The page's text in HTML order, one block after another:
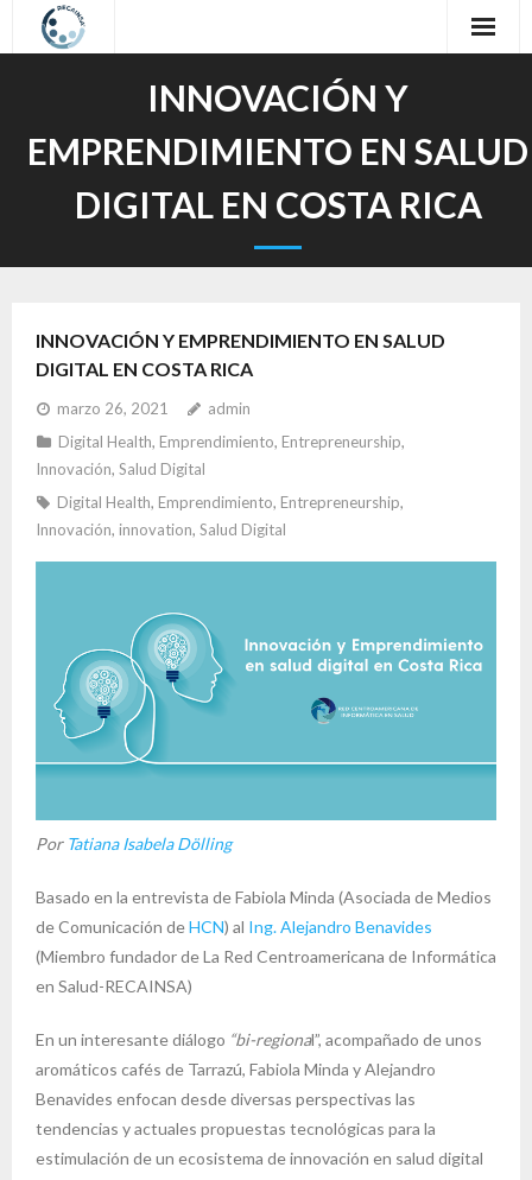
Sobre nosotros
Nuestro Trabajo
Idioma / Language
INNOVACIÓN Y
EMPRENDIMIENTO EN SALUD
DIGITAL EN COSTA RICA
INNOVACIÓN Y EMPRENDIMIENTO EN SALUD
DIGITAL EN COSTA RICA
marzo 26, 2021
admin
Digital Health, Emprendimiento, Entrepreneurship,
Innovación, Salud Digital
Digital Health, Emprendimiento, Entrepreneurship,
Innovación, innovation, Salud Digital
Por Tatiana Isabela Dölling
Basado en la entrevista de Fabiola Minda (Asociada de Medios
de Comunicación deHCN) al Ing. Alejandro Benavides
(Miembro fundador de La Red Centroamericana de Informática
en Salud-RECAINSA)
En un interesante diálogo “bi-regional”, acompañado de unos
aromáticos cafés de Tarrazú, Fabiola Minda y Alejandro
Benavides enfocan desde diversas perspectivas las
tendencias y actuales propuestas tecnológicas para la
estimulación de un ecosistema de innovación en salud digital